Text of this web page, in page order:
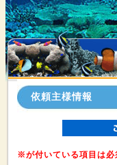
依頼主様情報
※が付いている項目は必